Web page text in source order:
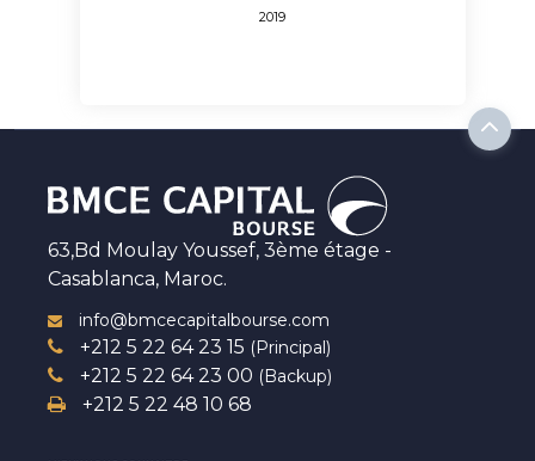
2019
63,Bd Moulay Youssef, 3ème étage -
Casablanca, Maroc.
info@bmcecapitalbourse.com
+212 5 22 64 23 15 (Principal)
+212 5 22 64 23 00 (Backup)
+212 5 22 48 10 68